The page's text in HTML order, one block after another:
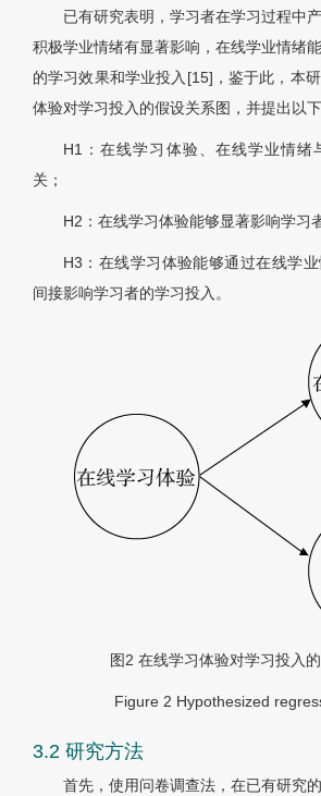
已有研究表明，学习者在学习过程中
积极学业情绪有显著影响，在线学业情绪
的学习效果和学业投入[15]，鉴于此，本
体验对学习投入的假设关系图，并提出以下
H1：在线学习体验、在线学业情绪
关；
H2：在线学习体验能够显著影响学习
H3：在线学习体验能够通过在线学
间接影响学习者的学习投入。
图2 在线学习体验对学习投入
Figure 2 Hypothesized
3.2 研究方法
首先，使用问卷调查法，在已有研究